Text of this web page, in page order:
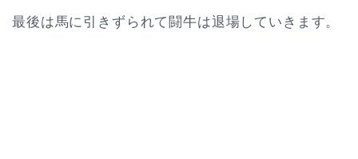
最後は馬に引きずられて闘牛は退場していきます。